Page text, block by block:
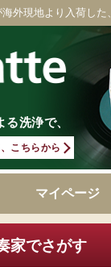
現地より入荷した
洗浄で、
こちらから
マイページ
家でさがす